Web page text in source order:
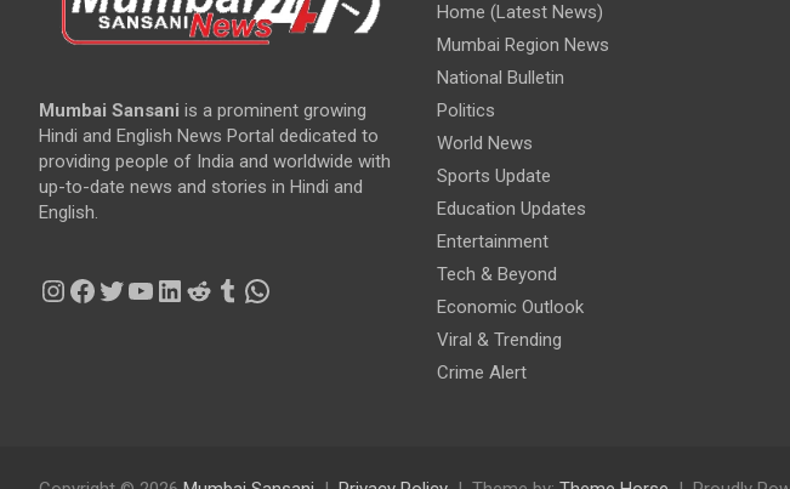
Mumbai Sansani is a prominent growing
Hindi and English News Portal dedicated to
providing people of India and worldwide with
up-to-date news and stories in Hindi and
English.
Instagram
Facebook
Twitter
YouTube
LinkedIn
Reddit
Tumblr
WhatsApp
Home (Latest News)
Mumbai Region News
National Bulletin
Politics
World News
Sports Update
Education Updates
Entertainment
Tech & Beyond
Economic Outlook
Viral & Trending
Crime Alert